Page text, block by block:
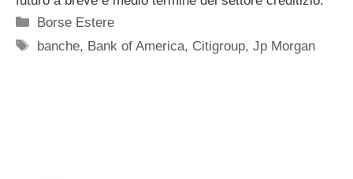
Categorie
Borse Estere
Tag
banche, Bank of America, Citigroup,Jp Morgan